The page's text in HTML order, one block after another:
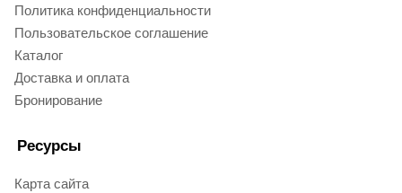
Политика конфиденциальности
Пользовательское соглашение
Каталог
Доставка и оплата
Бронирование
Ресурсы
Карта сайта